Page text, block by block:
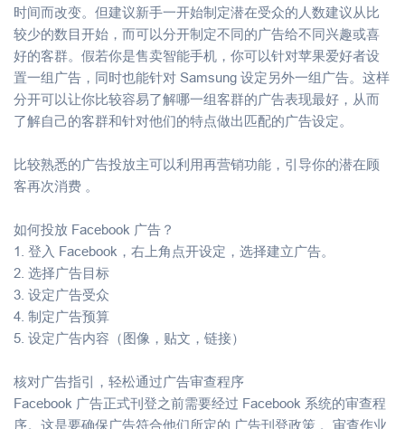
时间而改变。但建议新手一开始制定潜在受众的人数建议从比
较少的数目开始，而可以分开制定不同的广告给不同兴趣或喜
好的客群。假若你是售卖智能手机，你可以针对苹果爱好者设
置一组广告，同时也能针对 Samsung 设定另外一组广告。这样
分开可以让你比较容易了解哪一组客群的广告表现最好，从而
了解自己的客群和针对他们的特点做出匹配的广告设定。
比较熟悉的广告投放主可以利用再营销功能，引导你的潜在顾
客再次消费 。
如何投放 Facebook 广告？
1. 登入 Facebook，右上角点开设定，选择建立广告。
2. 选择广告目标
3. 设定广告受众
4. 制定广告预算
5. 设定广告内容（图像，贴文，链接）
核对广告指引，轻松通过广告审查程序
Facebook 广告正式刊登之前需要经过 Facebook 系统的审查程
序。这是要确保广告符合他们所定的 广告刊登政策 。审查作业